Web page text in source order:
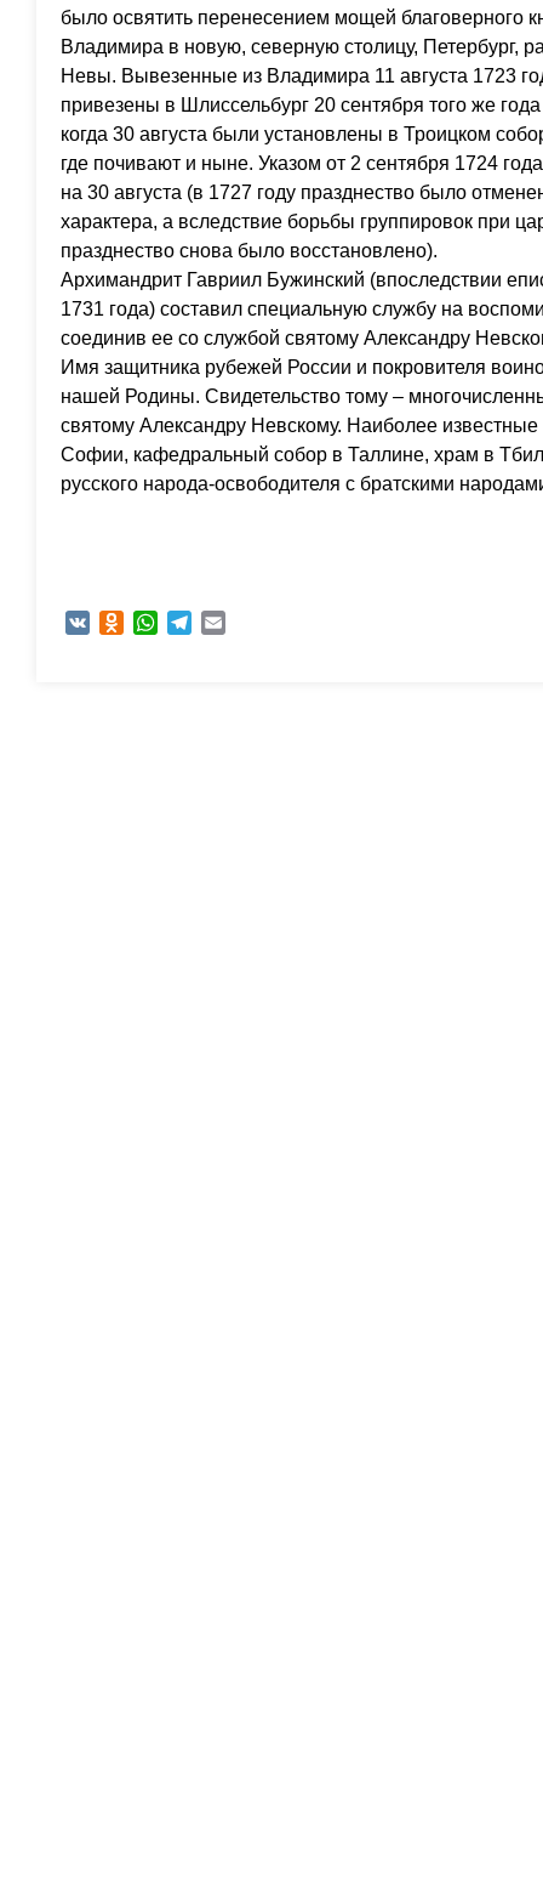
было освятить перенесением мощей благоверного
Владимира в новую, северную столицу, Петербург,
Невы. Вывезенные из Владимира 11 августа 1723
привезены в Шлиссельбург 20 сентября того же
когда 30 августа были установлены в Троицком
где почивают и ныне. Указом от 2 сентября 1724
на 30 августа (в 1727 году празднество было
характера, а вследствие борьбы группировок при
празднество снова было восстановлено).
Архимандрит Гавриил Бужинский (впоследствии
1731 года) составил специальную службу на
соединив ее со службой святому Александру
Имя защитника рубежей России и покровителя
нашей Родины. Свидетельство тому –
святому Александру Невскому. Наиболее
Софии, кафедральный собор в Таллине, храм в
русского народа-освободителя с братскими
VK Odnoklassniki
WhatsAppTelegram